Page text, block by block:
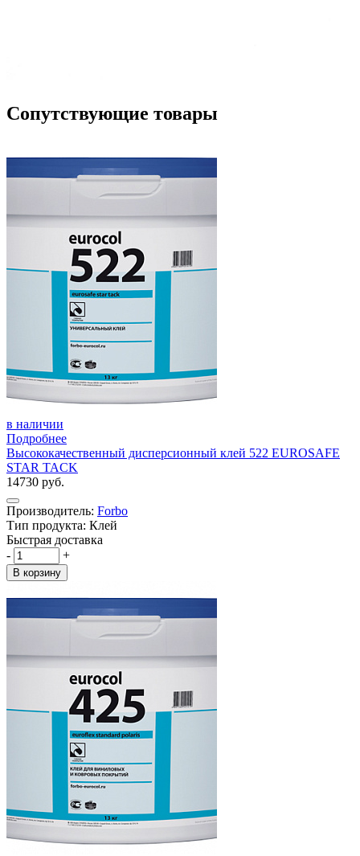
Сопутствующие товары
в наличии
Подробнее
Высококачественный дисперсионный клей 522 EUROSAFE
STAR TACK
14730 руб.
Производитель: Forbo
Тип продукта: Клей
Быстрая доставка
-
+
В корзину